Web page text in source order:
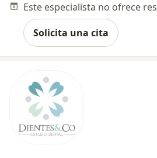
Solicita una cita